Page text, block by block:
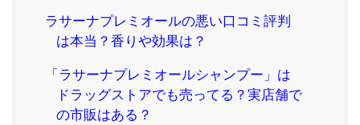
ラサーナプレミオールの悪い口コミ評判
は本当？香りや効果は？
「ラサーナプレミオールシャンプー」は
ドラッグストアでも売ってる？実店舗で
の市販はある？